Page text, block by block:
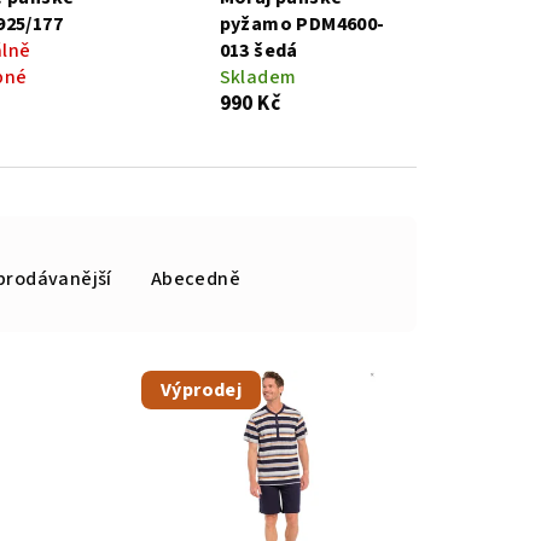
177
pyžamo PDM4600-
013 šedá
Skladem
990 Kč
Abecedně
Výprodej